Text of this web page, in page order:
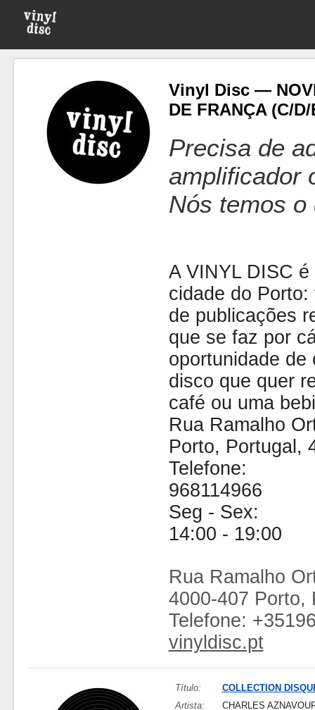
Vinyl Disc —
DE FRANÇA (C/D/
Precisa de
amplificador
Nós temos o
A VINYL DISC
cidade do
de publicações
que se faz por
oportunidade de
disco que quer
café ou uma
Rua Ramalho
Porto, Portugal,
Telefone:
968114966
Seg - Sex:
14:00 - 19:00
Rua Ramalho
4000-407 Porto,
Telefone:
vinyldisc.pt
Título:
COLLECTION
Artista:
CHARLES